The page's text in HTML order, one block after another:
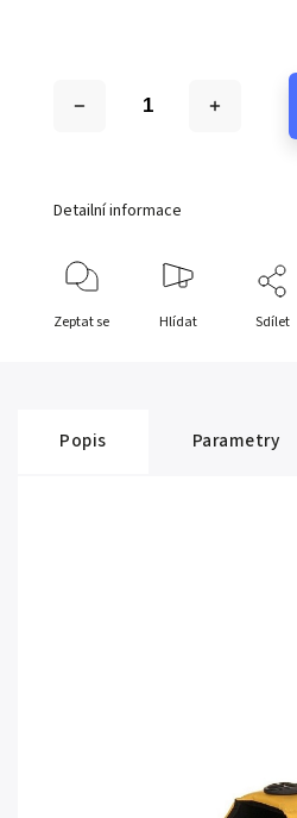
Detailní informace
Zeptat se Hlídat Sdílet
Popis Parametry